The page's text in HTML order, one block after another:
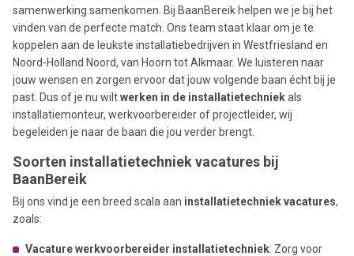
samenwerking samenkomen. Bij BaanBereik helpen we je bij het
vinden van de perfecte match. Ons team staat klaar om je te
koppelen aan de leukste installatiebedrijven in Westfriesland en
Noord-Holland Noord, van Hoorn tot Alkmaar. We luisteren naar
jouw wensen en zorgen ervoor dat jouw volgende baan écht bij je
past. Dus of je nu wiltwerken in de installatietechniekals
installatiemonteur, werkvoorbereider of projectleider, wij
begeleiden je naar de baan die jou verder brengt.
Soorten installatietechniek vacatures bij
BaanBereik
Bij ons vind je een breed scala aan installatietechniek vacatures,
zoals:
Vacature werkvoorbereider installatietechniek: Zorg voor